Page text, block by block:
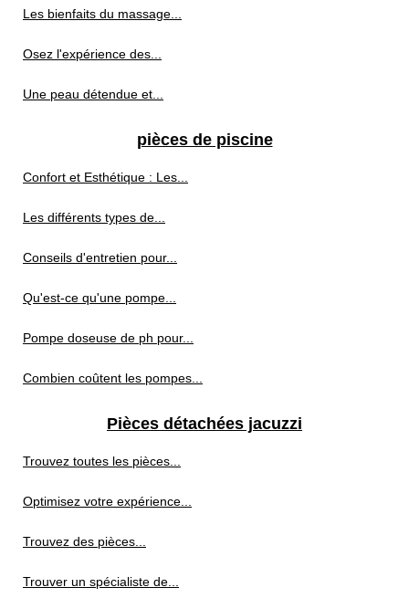
Les bienfaits du massage...
Osez l'expérience des...
Une peau détendue et...
pièces de piscine
Confort et Esthétique : Les...
Les différents types de...
Conseils d'entretien pour...
Qu'est-ce qu'une pompe...
Pompe doseuse de ph pour...
Combien coûtent les pompes...
Pièces détachées jacuzzi
Trouvez toutes les pièces...
Optimisez votre expérience...
Trouvez des pièces...
Trouver un spécialiste de...